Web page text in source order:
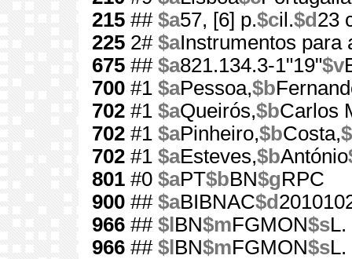
215 ## $a57, [6] p.$cil.$d 23
225 2# $aInstrumentos para
675 ## $a821.134.3-1"19"$v
700 #1 $aPessoa,$b
702 #1 $aQueirós,$bCarlos
702 #1 $aPinheiro,$bCosta,
702 #1 $aEsteves,$bAntónio
801 #0 $aPT$bBN$gRPC
900 ## $aBIBNAC$d
966 ## $l BN$mFGMON$sL.
966 ## $l BN$mFGMON$sL.